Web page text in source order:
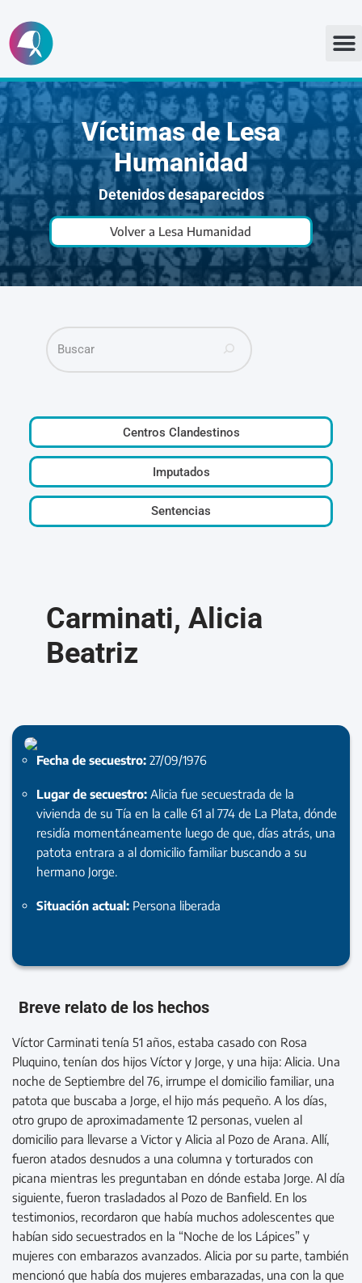
Ir
al
contenido
Víctimas de Lesa
Humanidad
Detenidos desaparecidos
Volver a Lesa Humanidad
Centros Clandestinos
Imputados
Sentencias
Carminati, Alicia
Beatriz
Fecha de secuestro: 27/09/1976
Lugar de secuestro: Alicia fue secuestrada de la
vivienda de su Tía en la calle 61 al 774 de La Plata, dónde
residía momentáneamente luego de que, días atrás, una
patota entrara a al domicilio familiar buscando a su
hermano Jorge.
Situación actual: Persona liberada
Breve relato de los hechos
Víctor Carminati tenía 51 años, estaba casado con Rosa
Pluquino, tenían dos hijos Víctor y Jorge, y una hija: Alicia. Una
noche de Septiembre del 76, irrumpe el domicilio familiar, una
patota que buscaba a Jorge, el hijo más pequeño. A los días,
otro grupo de aproximadamente 12 personas, vuelen al
domicilio para llevarse a Victor y Alicia al Pozo de Arana. Allí,
fueron atados desnudos a una columna y torturados con
picana mientras les preguntaban en dónde estaba Jorge. Al día
siguiente, fueron trasladados al Pozo de Banfield. En los
testimonios, recordaron que había muchos adolescentes que
habían sido secuestrados en la “Noche de los Lápices” y
mujeres con embarazos avanzados. Alicia por su parte, también
mencionó que había dos mujeres embarazadas, una con la que